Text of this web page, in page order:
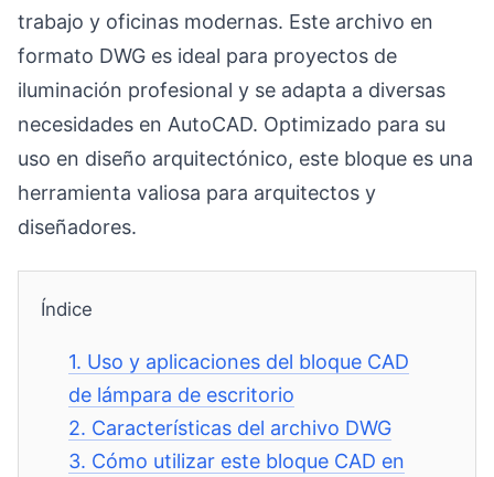
trabajo y oficinas modernas. Este archivo en
formato DWG es ideal para proyectos de
iluminación profesional y se adapta a diversas
necesidades en AutoCAD. Optimizado para su
uso en diseño arquitectónico, este bloque es una
herramienta valiosa para arquitectos y
diseñadores.
Índice
1. Uso y aplicaciones del bloque CAD
de lámpara de escritorio
2. Características del archivo DWG
3. Cómo utilizar este bloque CAD en